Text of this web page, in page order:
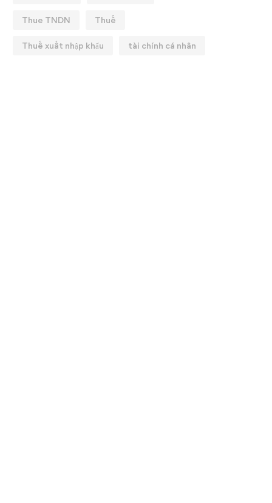
Thue TNDN Thuế
Thuế xuất nhập khẩu tài chính cá nhân